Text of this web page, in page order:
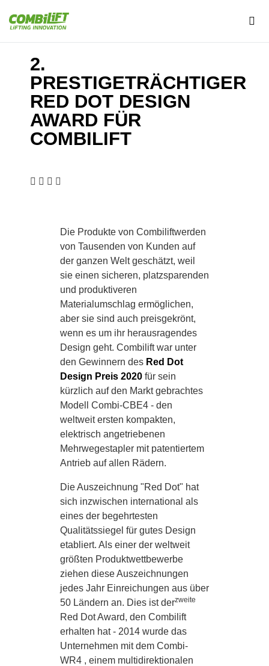
2.
PRESTIGETRÄCHTIGER
RED DOT DESIGN
AWARD FÜR
COMBILIFT
Die Produkte von Combiliftwerden
von Tausenden von Kunden auf
der ganzen Welt geschätzt, weil
sie einen sicheren, platzsparenden
und produktiveren
Materialumschlag ermöglichen,
aber sie sind auch preisgekrönt,
wenn es um ihr herausragendes
Design geht. Combilift war unter
den Gewinnern des Red Dot
Design Preis 2020 für sein
kürzlich auf den Markt gebrachtes
Modell Combi-CBE4 - den
weltweit ersten kompakten,
elektrisch angetriebenen
Mehrwegestapler mit patentiertem
Antrieb auf allen Rädern.
Die Auszeichnung "Red Dot" hat
sich inzwischen international als
eines der begehrtesten
Qualitätssiegel für gutes Design
etabliert. Als einer der weltweit
größten Produktwettbewerbe
ziehen diese Auszeichnungen
jedes Jahr Einreichungen aus über
50 Ländern an. Dies ist derzweite
Red Dot Award, den Combilift
erhalten hat - 2014 wurde das
Unternehmen mit dem Combi-
WR4 , einem multidirektionalen